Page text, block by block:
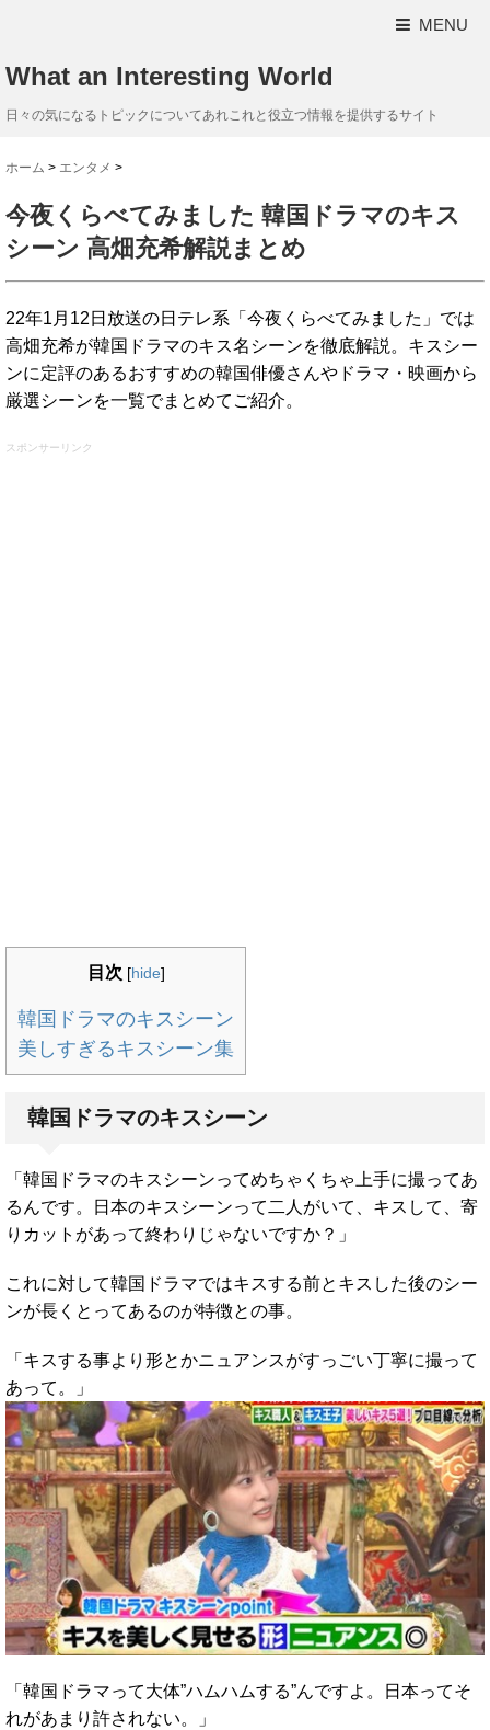
MENU
What an Interesting World
日々の気になるトピックについてあれこれと役立つ情報を提供するサイト
ホーム > エンタメ >
今夜くらべてみました 韓国ドラマのキス
シーン 高畑充希解説まとめ
22年1月12日放送の日テレ系「今夜くらべてみました」では
高畑充希が韓国ドラマのキス名シーンを徹底解説。キスシー
ンに定評のあるおすすめの韓国俳優さんやドラマ・映画から
厳選シーンを一覧でまとめてご紹介。
スポンサーリンク
目次 [hide]
韓国ドラマのキスシーン
美しすぎるキスシーン集
韓国ドラマのキスシーン
「韓国ドラマのキスシーンってめちゃくちゃ上手に撮ってあ
るんです。日本のキスシーンって二人がいて、キスして、寄
りカットがあって終わりじゃないですか？」
これに対して韓国ドラマではキスする前とキスした後のシー
ンが長くとってあるのが特徴との事。
「キスする事より形とかニュアンスがすっごい丁寧に撮って
あって。」
「韓国ドラマって大体”ハムハムする”んですよ。日本ってそ
れがあまり許されない。」